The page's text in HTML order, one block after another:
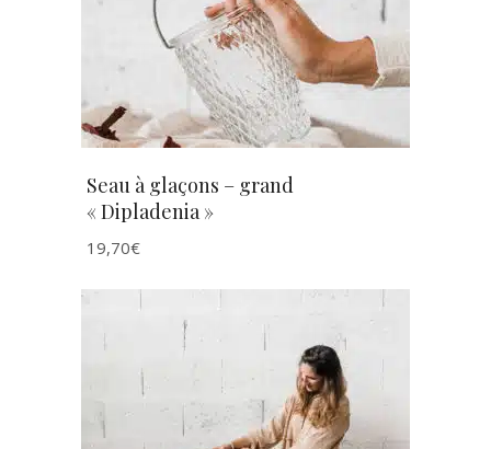
Seau à glaçons – grand
« Dipladenia »
19,70€